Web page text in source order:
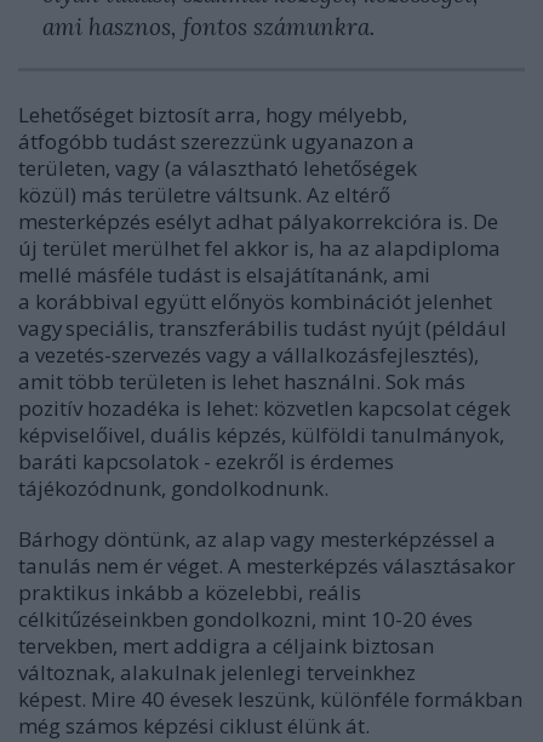
ami hasznos, fontos számunkra.
Lehetőséget biztosít arra, hogy mélyebb,
átfogóbb tudást szerezzünk ugyanazon a
területen, vagy (a választható lehetőségek
közül) más területre váltsunk. Az eltérő
mesterképzés esélyt adhat pályakorrekcióra is. De
új terület merülhet fel akkor is, ha az alapdiploma
mellé másféle tudást is elsajátítanánk, ami
a korábbival együtt előnyös kombinációt jelenhet
vagy speciális, transzferábilis tudást nyújt (például
a vezetés-szervezés vagy a vállalkozásfejlesztés),
amit több területen is lehet használni. Sok más
pozitív hozadéka is lehet: közvetlen kapcsolat cégek
képviselőivel, duális képzés, külföldi tanulmányok,
baráti kapcsolatok - ezekről is érdemes
tájékozódnunk, gondolkodnunk.
Bárhogy döntünk, az alap vagy mesterképzéssel a
tanulás nem ér véget. A mesterképzés választásakor
praktikus inkább a közelebbi, reális
célkitűzéseinkben gondolkozni, mint 10-20 éves
tervekben, mert addigra a céljaink biztosan
változnak, alakulnak jelenlegi terveinkhez
képest. Mire 40 évesek leszünk, különféle formákban
még számos képzési ciklust élünk át.